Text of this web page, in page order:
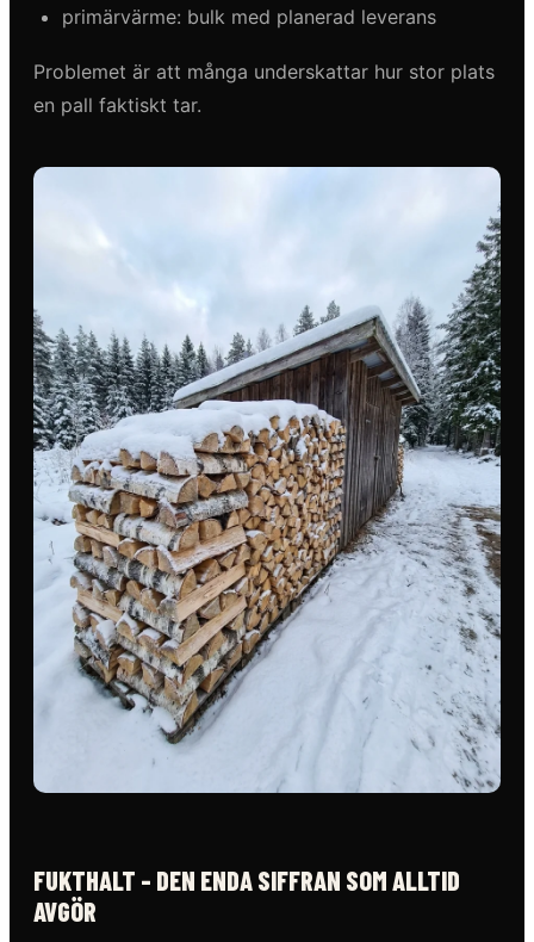
primärvärme: bulk med planerad leverans
Problemet är att många underskattar hur stor plats
en pall faktiskt tar.
FUKTHALT - DEN ENDA SIFFRAN SOM ALLTID
AVGÖR